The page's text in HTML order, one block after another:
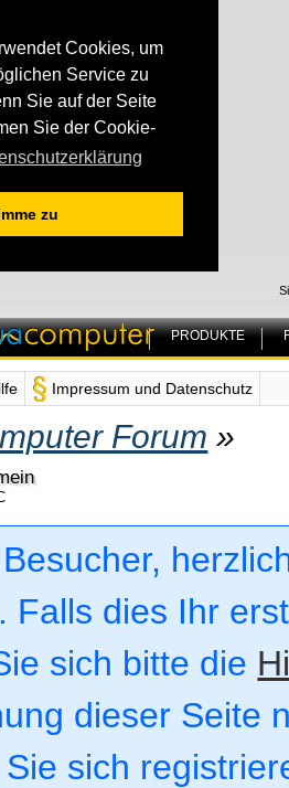
Cookies, um
Service zu
Sie auf der Seite
Sie der Cookie-
zu
PRODUKTE
Impressum und Datenschutz
Forum »
Falls dies Ihr
sich bitte die
dieser Seite
sich